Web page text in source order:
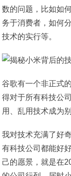
数的问题，比如如
务于消费者，如何
技术的实行等。
谷歌有一个非正式
得对于所有科技公
用、乱用技术成为
我对技术充满了好
有科技公司都能好
己的愿景，就是在